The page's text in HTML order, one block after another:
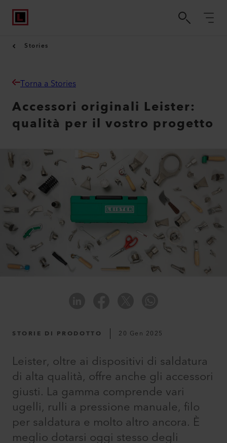
Stories
Torna a Stories
Accessori originali Leister:
qualità per il vostro progetto
STORIE DI PRODOTTO 20 Gen 2025
Leister, oltre ai dispositivi di saldatura
di alta qualità, offre anche gli accessori
giusti. La gamma comprende vari
ugelli, rulli a pressione manuale, filo
per saldatura e molto altro ancora. È
meglio dotarsi oggi stesso degli